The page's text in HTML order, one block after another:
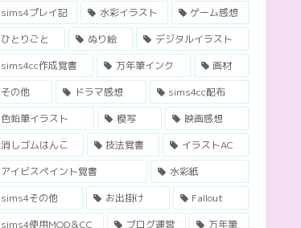
sims4プレイ記 水彩イラスト
ゲーム感想
ひとりごと
ぬり絵
デジタルイラスト
sims4cc作成覚書
万年筆インク
画材
その他
ドラマ感想
sims4cc配布
色鉛筆イラスト
模写
映画感想
消しゴムはんこ
技法覚書
イラストAC
アイビスペイント覚書
水彩紙
sims4その他
お出掛け
Fallout
sims4使用MOD＆CC
ブログ運営
万年筆